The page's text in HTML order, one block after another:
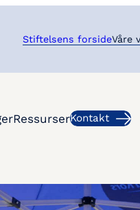
Stiftelsens forsideVåre
RessurserKontakt